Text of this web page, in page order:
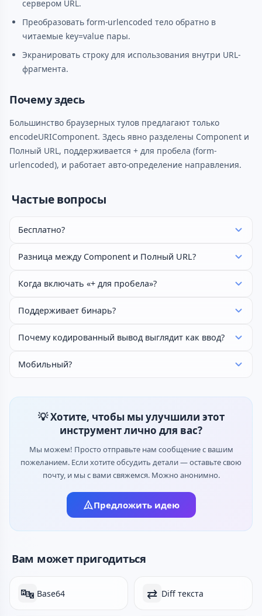
сервером URL.
Преобразовать form-urlencoded тело обратно в
читаемые key=value пары.
Экранировать строку для использования внутри URL-
фрагмента.
Почему здесь
Большинство браузерных тулов предлагают только
encodeURIComponent. Здесь явно разделены Component и
Полный URL, поддерживается + для пробела (form-
urlencoded), и работает авто-определение направления.
Частые вопросы
Бесплатно?
Разница между Component и Полный URL?
Когда включать «+ для пробела»?
Поддерживает бинарь?
Почему кодированный вывод выглядит как ввод?
Мобильный?
💡 Хотите, чтобы мы улучшили этот
инструмент лично для вас?
Мы можем! Просто отправьте нам сообщение с вашим
пожеланием. Если хотите обсудить детали — оставьте свою
почту, и мы с вами свяжемся. Можно анонимно.
Предложить идею
Вам может пригодиться
🔤 Base64 ⇄ Diff текста